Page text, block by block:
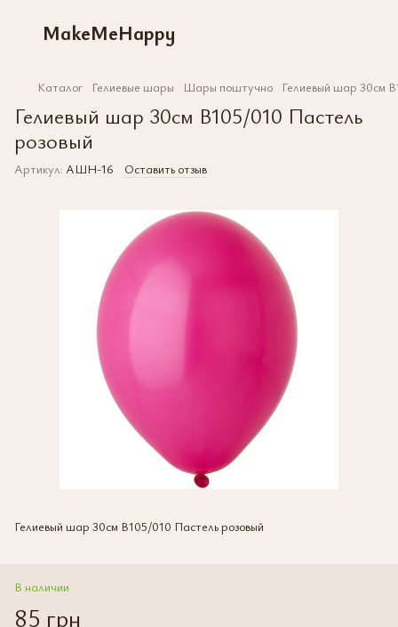
MakeMeHappy
Каталог Гелиевые шары Шары поштучно Гелиевый шар 30см
Гелиевый шар 30см В105/010 Пастель
розовый
Артикул: АШН-16 Оставить отзыв
Гелиевый шар 30см В105/010 Пастель розовый
В наличии
85 грн